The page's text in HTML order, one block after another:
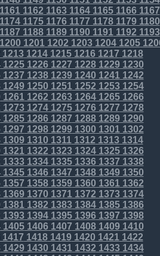
1162 11631164116511661167
117511761177 117811791180
11881189119011911192 1193
12011202 120312041205
12131214121512161217 1218
122512261227 122812291230
1237 12381239124012411242
1249125012511252 12531254
12611262 1263126412651266
12731274127512761277 1278
128512861287 128812891290
1297 12981299130013011302
1309131013111312 13131314
13211322 1323132413251326
13331334133513361337 1338
134513461347 134813491350
1357 13581359136013611362
1369137013711372 13731374
13811382 1383138413851386
13931394139513961397 1398
140514061407 140814091410
1417 14181419142014211422
1429143014311432 14331434